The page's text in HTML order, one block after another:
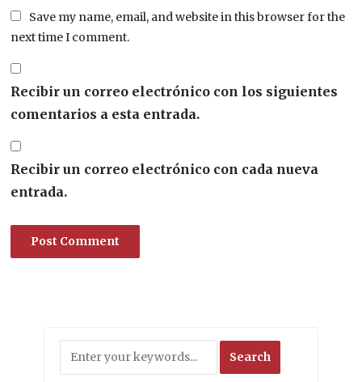
Save my name, email, and website in this browser for the
next time I comment.
Recibir un correo electrónico con los siguientes
comentarios a esta entrada.
Recibir un correo electrónico con cada nueva
entrada.